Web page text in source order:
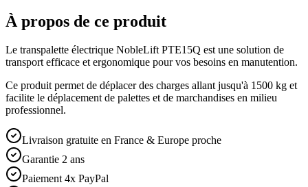
À propos de ce produit
Le transpalette électrique NobleLift PTE15Q est une solution de
transport efficace et ergonomique pour vos besoins en manutention.
Ce produit permet de déplacer des charges allant jusqu'à 1500 kg et
facilite le déplacement de palettes et de marchandises en milieu
professionnel.
Livraison gratuite en France & Europe proche
Garantie 2 ans
Paiement 4x PayPal